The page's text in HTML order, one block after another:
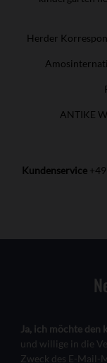
Herder
ANTIKE
Kundenservice
Ja, ich möchte
und willige in die
Zweck des E-Mail-